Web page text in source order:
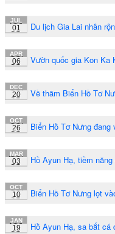
JUL
01 Du lịch Gia Lai nhân
APR
06 Vườn quốc gia Kon Ka
DEC
20 Về thăm Biển Hồ Tơ
OCT
26 Biển Hồ Tơ Nưng
MAR
03 Hồ Ayun Hạ, tiềm
OCT
10 Biển Hồ Tơ Nưng lọt
JAN
19 Hồ Ayun Hạ, sa bắt cá